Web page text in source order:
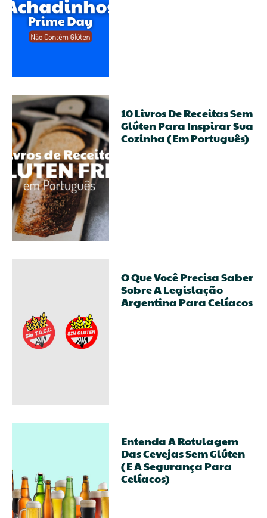
10 Livros De Receitas Sem
Glúten Para Inspirar Sua
Cozinha (em Português)
O Que Você Precisa Saber
Sobre A Legislação
Argentina Para Celíacos
Entenda A Rotulagem
Das Cevejas Sem Glúten
(e A Segurança Para
Celíacos)